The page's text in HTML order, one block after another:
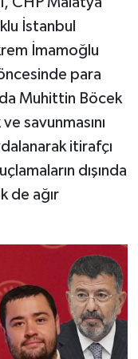
İstanbul
İmamoğlu
para
Muhittin Böcek
savunmasını
itirafçı
dışında
de ağır